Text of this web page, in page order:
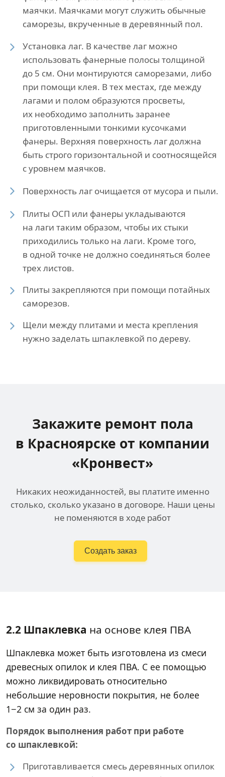
маячки. Маячками могут служить обычные
саморезы, вкрученные в деревянный пол.
Установка лаг. В качестве лаг можно
использовать фанерные полосы толщиной
до 5 см. Они монтируются саморезами, либо
при помощи клея. В тех местах, где между
лагами и полом образуются просветы,
их необходимо заполнить заранее
приготовленными тонкими кусочками
фанеры. Верхняя поверхность лаг должна
быть строго горизонтальной и соотносящейся
с уровнем маячков.
Поверхность лаг очищается от мусора и пыли.
Плиты ОСП или фанеры укладываются
на лаги таким образом, чтобы их стыки
приходились только на лаги. Кроме того,
в одной точке не должно соединяться более
трех листов.
Плиты закрепляются при помощи потайных
саморезов.
Щели между плитами и места крепления
нужно заделать шпаклевкой по дереву.
Закажите ремонт пола
в Красноярске от компании
«Кронвест»
Никаких неожиданностей, вы платите именно
столько, сколько указано в договоре. Наши цены
не поменяются в ходе работ
Создать заказ
2.2 Шпаклевка на основе клея ПВА
Шпаклевка может быть изготовлена из смеси
древесных опилок и клея ПВА. С ее помощью
можно ликвидировать относительно
небольшие неровности покрытия, не более
1−2 см за один раз.
Порядок выполнения работ при работе
со шпаклевкой:
Приготавливается смесь деревянных опилок